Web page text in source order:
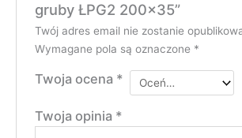
gruby ŁPG2 200×35”
Twój adres email nie zostanie
Wymagane pola są oznaczone *
Twoja ocena *
Twoja opinia *